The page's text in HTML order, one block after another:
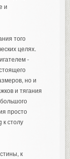
и
того
целях.
-
но и
и тягания
просто
столу
к